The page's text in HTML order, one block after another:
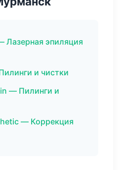
эпиляция
и чистки
— Пилинги и
— Коррекция